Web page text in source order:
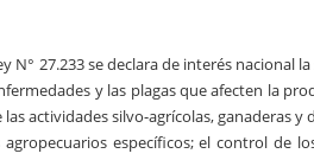
N° 27.233 se declara de interés nacional
y las plagas que afecten la
actividades silvo-agrícolas, ganaderas
específicos; el control de